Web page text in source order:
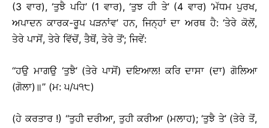
(3 ਵਾਰ), ‘ਤੁਝੈ ਪਹਿ’ (1 ਵਾਰ), ‘ਤੁਝ ਹੀ ਤੇ’ (4 ਵਾਰ) ‘ਮੱਧਮ ਪੁਰਖ,
ਅਪਾਦਨ ਕਾਰਕ-ਰੂਪ ਪੜਨਾਂਵ’ ਹਨ, ਜਿਨ੍ਹਾਂ ਦਾ ਅਰਥ ਹੈ: ‘ਤੇਰੇ ਕੋਲੋਂ,
ਤੇਰੇ ਪਾਸੋਂ, ਤੇਰੇ ਵਿੱਚੋਂ, ਤੈਥੋਂ, ਤੇਰੇ ਤੋਂ’; ਜਿਵੇਂ:
‘‘ਹਉ ਮਾਗਉ ‘ਤੁਝੈ’ (ਤੇਰੇ ਪਾਸੋਂ) ਦਇਆਲ! ਕਰਿ ਦਾਸਾ (ਦਾ) ਗੋਲਿਆ
(ਗੋਲਾ)॥’’ (ਮ: ੫/੫੧੮)
(ਹੇ ਕਰਤਾਰ !) ‘‘ਤੁਹੀ ਦਰੀਆ, ਤੁਹੀ ਕਰੀਆ (ਮਲਾਹ); ‘ਤੁਝੈ ਤੇ’ (ਤੇਰੇ ਤੋਂ,